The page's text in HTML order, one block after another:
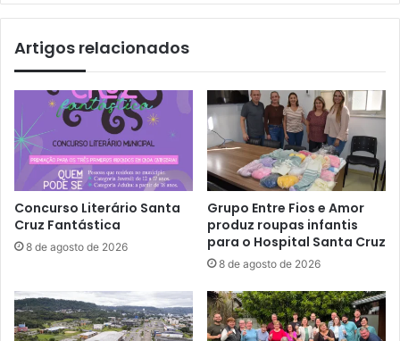
Artigos relacionados
Concurso Literário Santa
Cruz Fantástica
8 de agosto de 2026
Grupo Entre Fios e Amor
produz roupas infantis
para o Hospital Santa Cruz
8 de agosto de 2026